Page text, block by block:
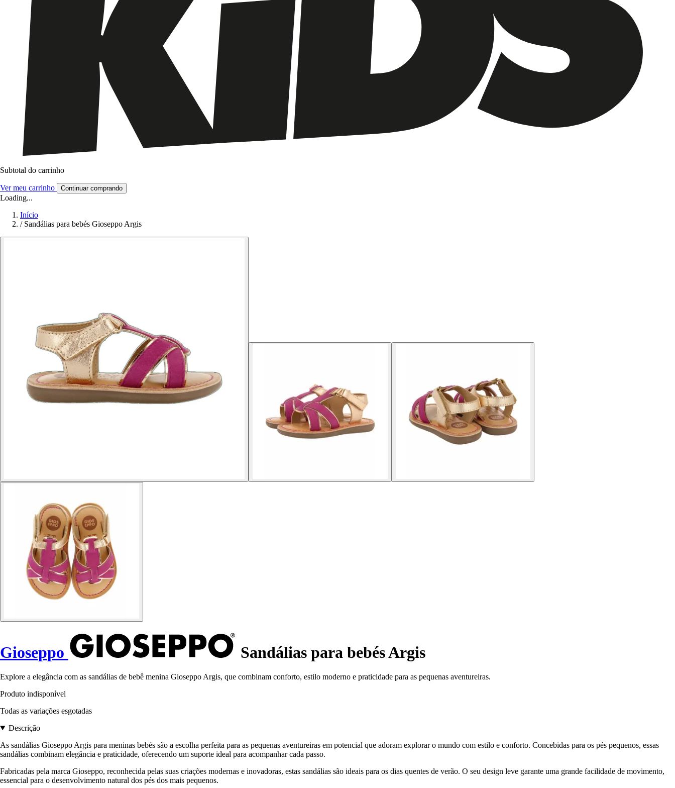
Subtotal do carrinho
Ver meu carrinho Continuar comprando
Loading...
Início
/ Sandálias para bebés Gioseppo Argis
Gioseppo Sandálias para bebés Argis
Explore a elegância com as sandálias de bebê menina Gioseppo Argis, que combinam conforto, estilo moderno e praticidade para as pequenas aventureiras.
Produto indisponível
Todas as variações esgotadas
Descrição
As sandálias Gioseppo Argis para meninas bebés são a escolha perfeita para as pequenas aventureiras em potencial que adoram explorar o mundo com estilo e conforto. Concebidas para os pés pequenos, essas
sandálias combinam elegância e praticidade, oferecendo um suporte ideal para acompanhar cada passo.
Fabricadas pela marca Gioseppo, reconhecida pelas suas criações modernas e inovadoras, estas sandálias são ideais para os dias quentes de verão. O seu design leve garante uma grande facilidade de movimento,
essencial para o desenvolvimento natural dos pés dos mais pequenos.